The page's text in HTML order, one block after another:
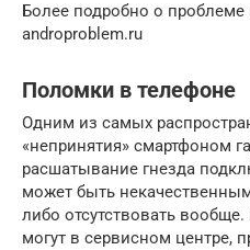
Более подробно о проблеме
androproblem.ru
Поломки в телефоне
Одним из самых
«непринятия» смартфоном
расшатывание гнезда
может быть
либо отсутствовать
могут в сервисном центре,